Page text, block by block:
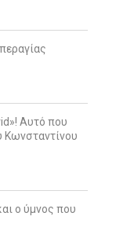
Αυτό που
Κωνσταντίνου
ο ύμνος που